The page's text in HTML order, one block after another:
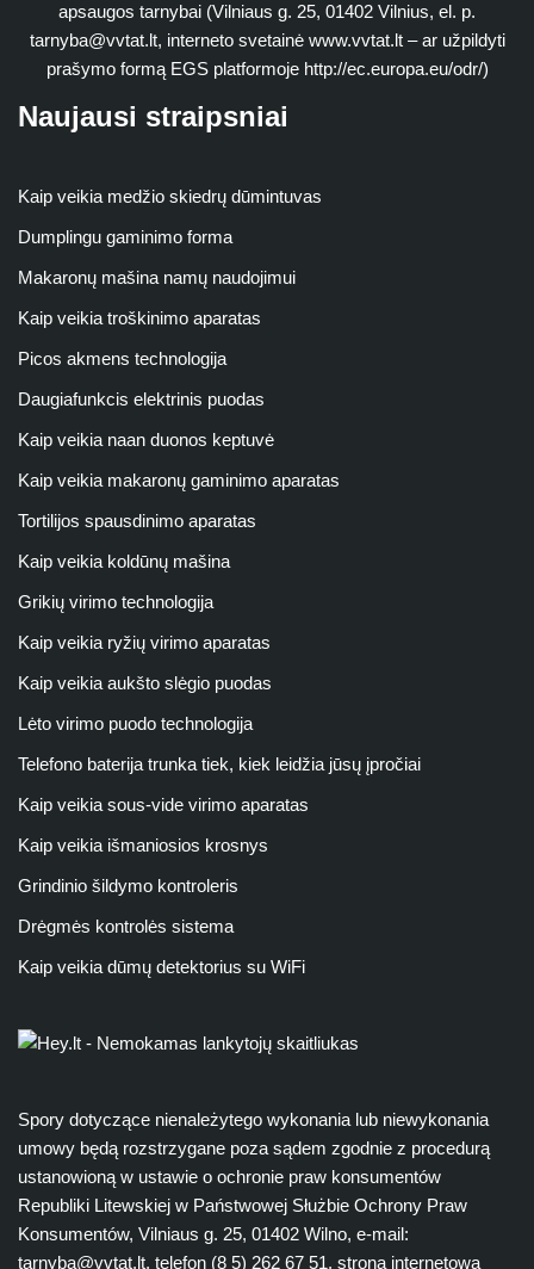
apsaugos tarnybai (Vilniaus g. 25, 01402 Vilnius, el. p.
tarnyba@vvtat.lt, interneto svetainė www.vvtat.lt – ar užpildyti
prašymo formą EGS platformoje http://ec.europa.eu/odr/)
Naujausi straipsniai
Kaip veikia medžio skiedrų dūmintuvas
Dumplingu gaminimo forma
Makaronų mašina namų naudojimui
Kaip veikia troškinimo aparatas
Picos akmens technologija
Daugiafunkcis elektrinis puodas
Kaip veikia naan duonos keptuvė
Kaip veikia makaronų gaminimo aparatas
Tortilijos spausdinimo aparatas
Kaip veikia koldūnų mašina
Grikių virimo technologija
Kaip veikia ryžių virimo aparatas
Kaip veikia aukšto slėgio puodas
Lėto virimo puodo technologija
Telefono baterija trunka tiek, kiek leidžia jūsų įpročiai
Kaip veikia sous-vide virimo aparatas
Kaip veikia išmaniosios krosnys
Grindinio šildymo kontroleris
Drėgmės kontrolės sistema
Kaip veikia dūmų detektorius su WiFi
Spory dotyczące nienależytego wykonania lub niewykonania
umowy będą rozstrzygane poza sądem zgodnie z procedurą
ustanowioną w ustawie o ochronie praw konsumentów
Republiki Litewskiej w Państwowej Służbie Ochrony Praw
Konsumentów, Vilniaus g. 25, 01402 Wilno, e-mail:
tarnyba@vvtat.lt, telefon (8 5) 262 67 51, strona internetowa